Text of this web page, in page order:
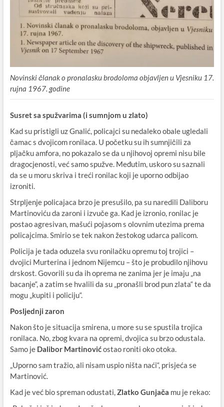
Novinski članak o pronalasku brodoloma objavljen u Vjesniku 17.
rujna 1967. godine
Susret sa spužvarima (i sumnjom u zlato)
Kad su pristigli uz Gnalić, policajci su nedaleko obale ugledali
čamac s dvojicom ronilaca. U početku su ih sumnjičili za
pljačku amfora, no pokazalo se da u njihovoj opremi nisu bile
dragocjenosti, već samo spužve. Međutim, uskoro su saznali
da se u moru skriva i treći ronilac koji je uporno odbijao
izroniti.
Strpljenje policajaca brzo je presušilo, pa su naredili Daliboru
Martinoviću da zaroni i izvuče ga. Kad je izronio, ronilac je
postao agresivan, mašući pojasom s olovnim utezima prema
policajcima. Smirio se tek nakon žestokog udarca palicom.
Policija je tada oduzela svu ronilačku opremu toj trojici –
dvojici Murterina i jednom Nijemcu – što je probudilo njihovu
drskost. Govorili su da ih oprema ne zanima jer je imaju „na
bacanje“, a zatim se hvalili da su „pronašli brod pun zlata“ te da
mogu „kupiti i policiju“.
Posljednji zaron
Nakon što je situacija smirena, u more su se spustila trojica
ronilaca. No, zbog kvara na opremi, dvojica su brzo odustala.
Samo je Dalibor Martinovićostao roniti oko otoka.
„Uporno sam tražio, ali nisam uspio ništa naći“, prisjeća se
Martinović.
Kad je već bio spreman odustati,Zlatko Gunjača mu je rekao: